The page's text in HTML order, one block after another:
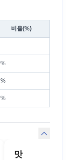
비율(%)
맛